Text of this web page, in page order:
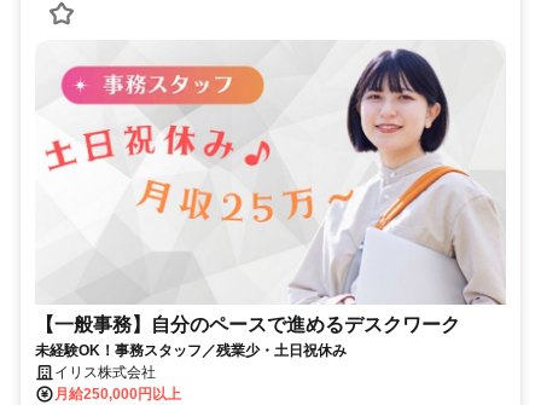
【一般事務】自分のペースで進めるデスクワーク
未経験OK！事務スタッフ／残業少・土日祝休み
イリス株式会社
月給250,000円以上